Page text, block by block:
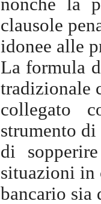
nonché la
clausole
idonee alle
La formula
tradizionale
collegato
strumento
di
situazioni in
bancario